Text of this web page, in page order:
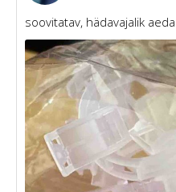
soovitatav, hädavajalik aeda